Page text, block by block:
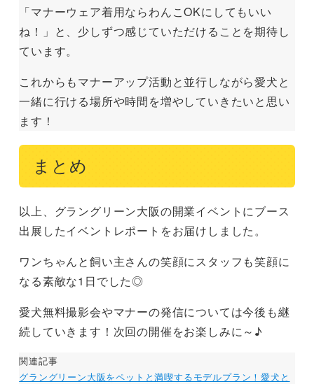
「マナーウェア着用ならわんこOKにしてもいい
ね！」と、少しずつ感じていただけることを期待し
ています。
これからもマナーアップ活動と並行しながら愛犬と
一緒に行ける場所や時間を増やしていきたいと思い
ます！
まとめ
以上、グラングリーン大阪の開業イベントにブース
出展したイベントレポートをお届けしました。
ワンちゃんと飼い主さんの笑顔にスタッフも笑顔に
なる素敵な1日でした◎
愛犬無料撮影会やマナーの発信については今後も継
続していきます！次回の開催をお楽しみに～♪
関連記事
グラングリーン大阪をペットと満喫するモデルプラン！愛犬と